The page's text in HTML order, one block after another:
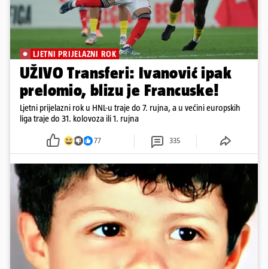
LJETNI PRIJELAZNI ROK
UŽIVO Transferi: Ivanović ipak
prelomio, blizu je Francuske!
Ljetni prijelazni rok u HNL-u traje do 7. rujna, a u većini europskih
liga traje do 31. kolovoza ili 1. rujna
77 335